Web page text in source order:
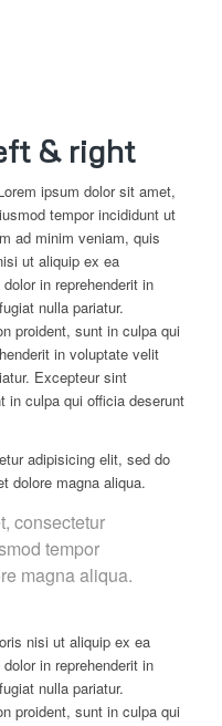
& right
ipsum dolor sit amet,
tempor incididunt ut
ad minim veniam, quis
ut aliquip ex ea
in reprehenderit in
nulla pariatur.
proident, sunt in culpa qui
in voluptate velit
Excepteur sint
in culpa qui officia deserunt
adipisicing elit, sed do
dolore magna aliqua.
consectetur
tempor
magna aliqua.
nisi ut aliquip ex ea
in reprehenderit in
nulla pariatur.
proident, sunt in culpa qui